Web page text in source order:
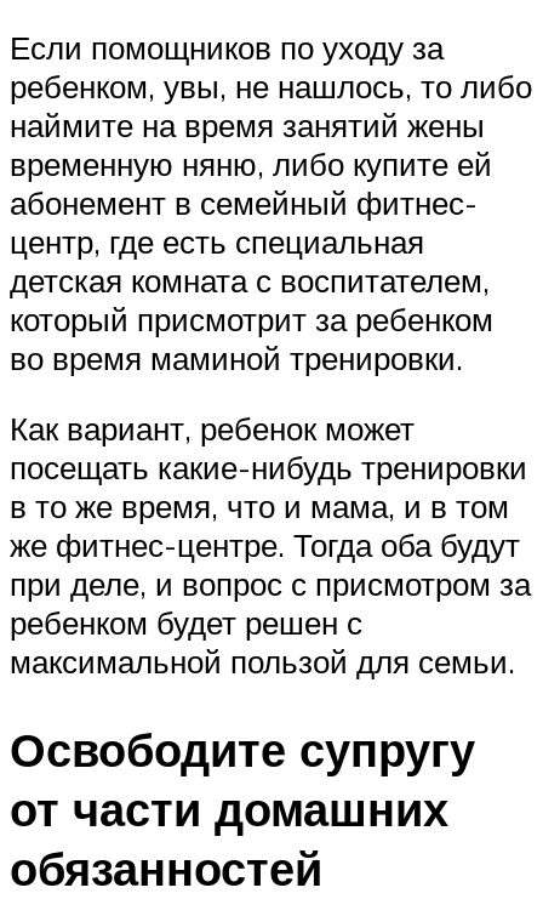
Если помощников по уходу за
ребенком, увы, не нашлось, то либо
наймите на время занятий жены
временную няню, либо купите ей
абонемент в семейный фитнес-
центр, где есть специальная
детская комната с воспитателем,
который присмотрит за ребенком
во время маминой тренировки.
Как вариант, ребенок может
посещать какие-нибудь тренировки
в то же время, что и мама, и в том
же фитнес-центре. Тогда оба будут
при деле, и вопрос с присмотром за
ребенком будет решен с
максимальной пользой для семьи.
Освободите супругу
от части домашних
обязанностей